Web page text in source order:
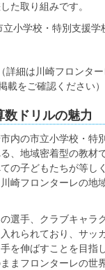
た取り組みです。
小学校・特別支援学
詳細は川崎フロンタ
載をご確認ください）
ドリルの魅力
内の市立小学校・特
、地域密着型の教材
の子どもたちが等し
崎フロンターレの地
選手、クラブキャラ
れられており、サッ
を伸ばすことを目指
まフロンターレの世